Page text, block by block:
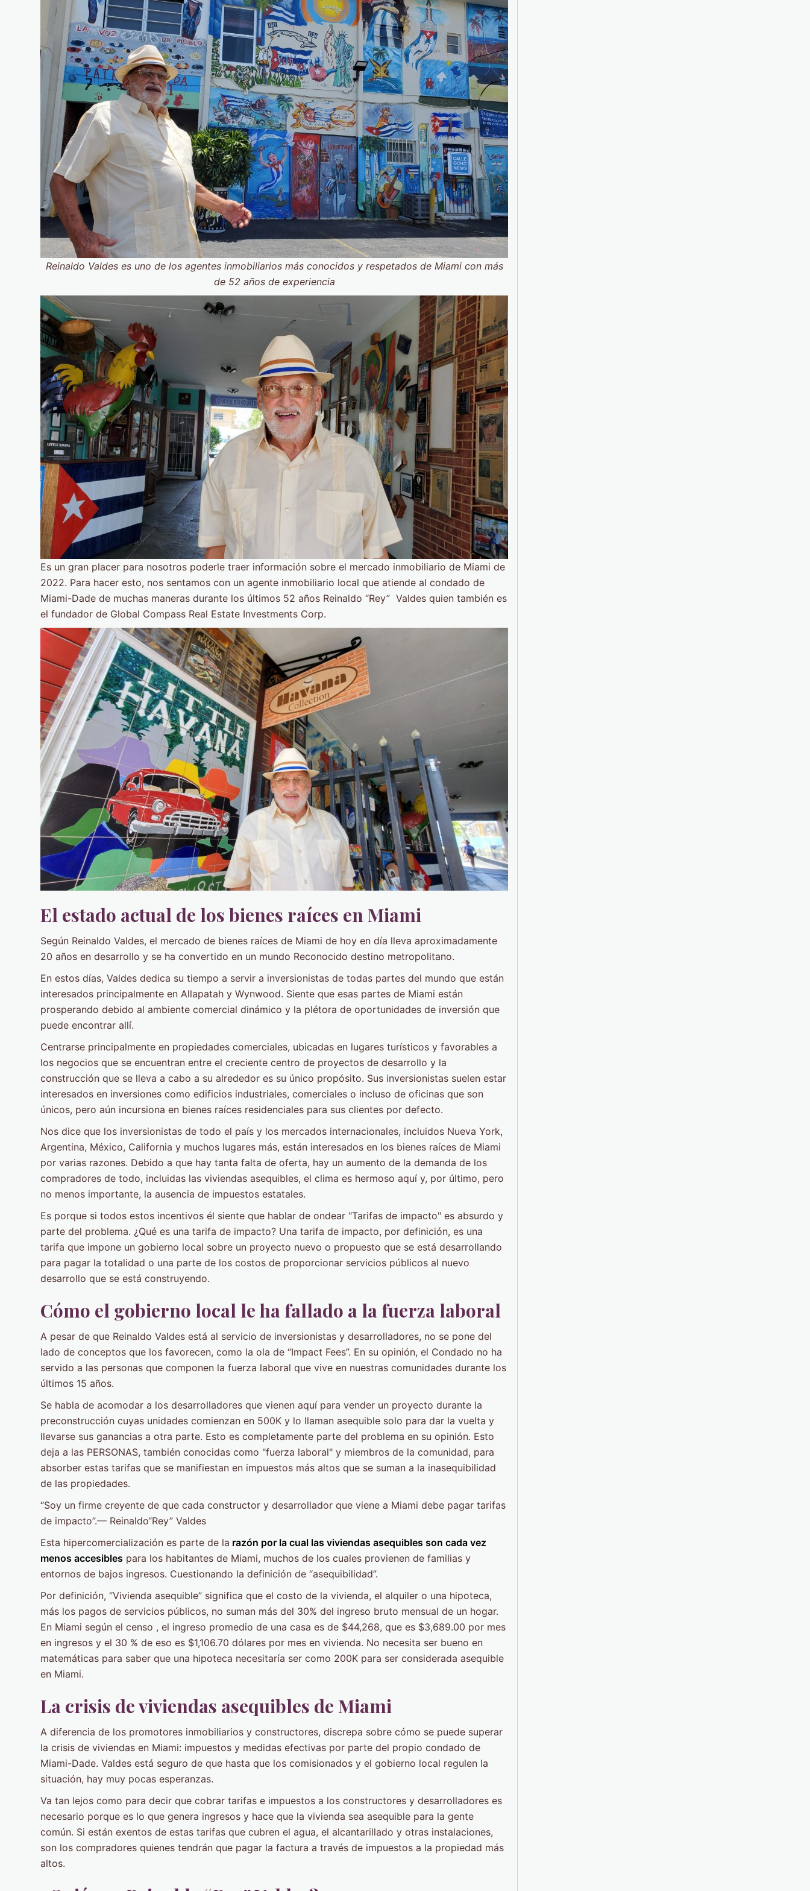
Reinaldo Valdes es uno de los agentes inmobiliarios más conocidos y respetados de Miami con más
de 52 años de experiencia
Es un gran placer para nosotros poderle traer información sobre el mercado inmobiliario de Miami de
2022. Para hacer esto, nos sentamos con un agente inmobiliario local que atiende al condado de
Miami-Dade de muchas maneras durante los últimos 52 años Reinaldo “Rey” Valdes quien también es
el fundador de Global Compass Real Estate Investments Corp.
El estado actual de los bienes raíces en Miami
Según Reinaldo Valdes, el mercado de bienes raíces de Miami de hoy en día lleva aproximadamente
20 años en desarrollo y se ha convertido en un mundo Reconocido destino metropolitano.
En estos días, Valdes dedica su tiempo a servir a inversionistas de todas partes del mundo que están
interesados ​​principalmente en Allapatah y Wynwood. Siente que esas partes de Miami están
prosperando debido al ambiente comercial dinámico y la plétora de oportunidades de inversión que
puede encontrar allí.
Centrarse principalmente en propiedades comerciales, ubicadas en lugares turísticos y favorables a
los negocios que se encuentran entre el creciente centro de proyectos de desarrollo y la
construcción que se lleva a cabo a su alrededor es su único propósito. Sus inversionistas suelen estar
interesados ​​en inversiones como edificios industriales, comerciales o incluso de oficinas que son
únicos, pero aún incursiona en bienes raíces residenciales para sus clientes por defecto.
Nos dice que los inversionistas de todo el país y los mercados internacionales, incluidos Nueva York,
Argentina, México, California y muchos lugares más, están interesados ​​en los bienes raíces de Miami
por varias razones. Debido a que hay tanta falta de oferta, hay un aumento de la demanda de los
compradores de todo, incluidas las viviendas asequibles, el clima es hermoso aquí y, por último, pero
no menos importante, la ausencia de impuestos estatales.
Es porque si todos estos incentivos él siente que hablar de ondear "Tarifas de impacto" es absurdo y
parte del problema. ¿Qué es una tarifa de impacto? Una tarifa de impacto, por definición, es una
tarifa que impone un gobierno local sobre un proyecto nuevo o propuesto que se está desarrollando
para pagar la totalidad o una parte de los costos de proporcionar servicios públicos al nuevo
desarrollo que se está construyendo.
Cómo el gobierno local le ha fallado a la fuerza laboral
A pesar de que Reinaldo Valdes está al servicio de inversionistas y desarrolladores, no se pone del
lado de conceptos que los favorecen, como la ola de “Impact Fees”. En su opinión, el Condado no ha
servido a las personas que componen la fuerza laboral que vive en nuestras comunidades durante los
últimos 15 años.
Se habla de acomodar a los desarrolladores que vienen aquí para vender un proyecto durante la
preconstrucción cuyas unidades comienzan en 500K y lo llaman asequible solo para dar la vuelta y
llevarse sus ganancias a otra parte. Esto es completamente parte del problema en su opinión. Esto
deja a las PERSONAS, también conocidas como "fuerza laboral" y miembros de la comunidad, para
absorber estas tarifas que se manifiestan en impuestos más altos que se suman a la inasequibilidad
de las propiedades.
“Soy un firme creyente de que cada constructor y desarrollador que viene a Miami debe pagar tarifas
de impacto”.— Reinaldo“Rey” Valdes
Esta hipercomercialización es parte de la razón por la cual las viviendas asequibles son cada vez
menos accesibles para los habitantes de Miami, muchos de los cuales provienen de familias y
entornos de bajos ingresos. Cuestionando la definición de “asequibilidad”.
Por definición, “Vivienda asequible” significa que el costo de la vivienda, el alquiler o una hipoteca,
más los pagos de servicios públicos, no suman más del 30% del ingreso bruto mensual de un hogar.
En Miami según el censo , el ingreso promedio de una casa es de $44,268, que es $3,689.00 por mes
en ingresos y el 30 % de eso es $1,106.70 dólares por mes en vivienda. No necesita ser bueno en
matemáticas para saber que una hipoteca necesitaría ser como 200K para ser considerada asequible
en Miami.
La crisis de viviendas asequibles de Miami
A diferencia de los promotores inmobiliarios y constructores, discrepa sobre cómo se puede superar
la crisis de viviendas en Miami: impuestos y medidas efectivas por parte del propio condado de
Miami-Dade. Valdes está seguro de que hasta que los comisionados y el gobierno local regulen la
situación, hay muy pocas esperanzas.
Va tan lejos como para decir que cobrar tarifas e impuestos a los constructores y desarrolladores es
necesario porque es lo que genera ingresos y hace que la vivienda sea asequible para la gente
común. Si están exentos de estas tarifas que cubren el agua, el alcantarillado y otras instalaciones,
son los compradores quienes tendrán que pagar la factura a través de impuestos a la propiedad más
altos.